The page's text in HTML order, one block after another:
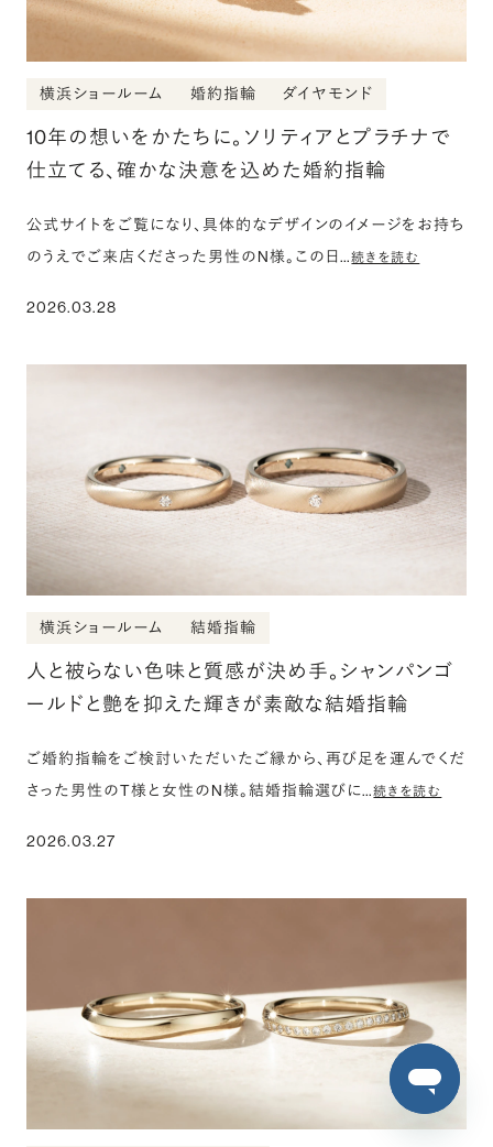
横浜ショールーム 婚約指輪 ダイヤモンド
10年の想いをかたちに。ソリティアとプラチナで
仕立てる、確かな決意を込めた婚約指輪
公式サイトをご覧になり、具体的なデザインのイメージをお持ち
のうえでご来店くださった男性のN様。この日…続きを読む
2026.03.28
横浜ショールーム 結婚指輪
人と被らない色味と質感が決め手。シャンパンゴ
ールドと艶を抑えた輝きが素敵な結婚指輪
ご婚約指輪をご検討いただいたご縁から、再び足を運んでくだ
さった男性のT様と女性のN様。結婚指輪選びに…続きを読む
2026.03.27